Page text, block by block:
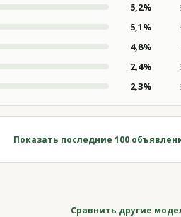
5,2%
5,1%
4,8%
2,4%
2,3%
Показать последние 100
Сравнить другие